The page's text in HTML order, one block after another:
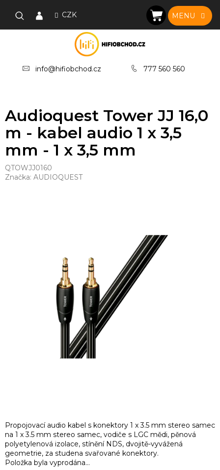
CZK
info@hifiobchod.cz 777 560 560
NÁKUPNÍ
KOŠÍK
Audioquest Tower JJ 16,0
m - kabel audio 1 x 3,5
mm - 1 x 3,5 mm
QTOWJJ0160
Značka: AUDIOQUEST
Položka byla vyprodána…
Propojovací audio kabel s konektory 1 x 3.5 mm stereo samec
na 1 x 3.5 mm stereo samec, vodiče s LGC mědi, pěnová
polyetylenová izolace, stínění NDS, dvojitě-vyvážená
geometrie, za studena svařované konektory.